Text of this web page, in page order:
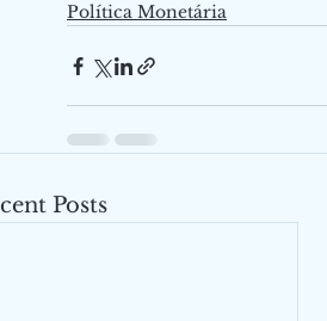
Política Monetária
Posts